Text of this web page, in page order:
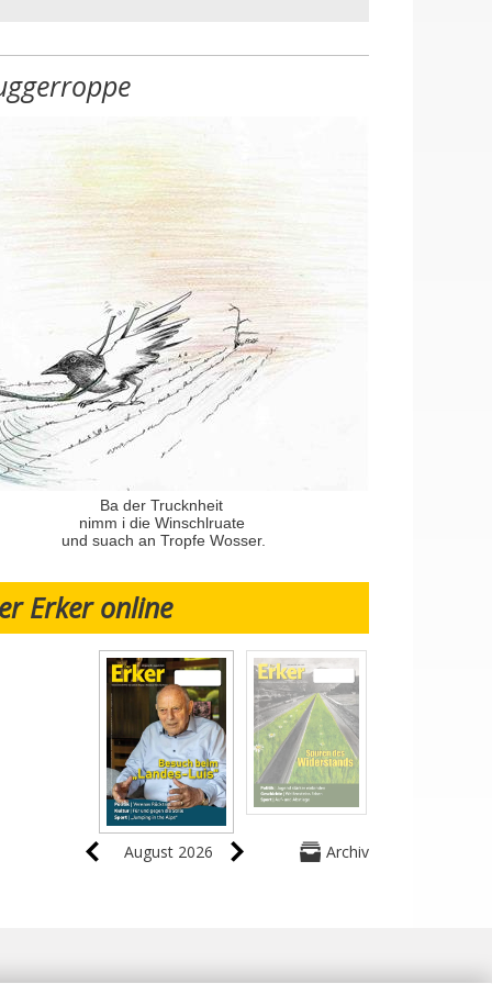
Ba der Trucknheit
nimm i die Winschlruate
und suach an Tropfe Wosser.
Erker online
August 2026 Archiv